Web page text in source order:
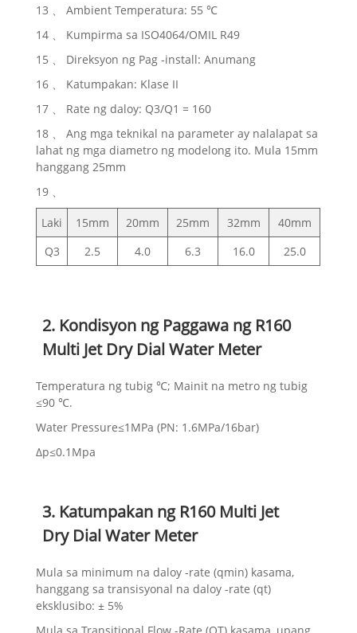
13 、 Ambient Temperatura: 55 ℃
14 、 Kumpirma sa ISO4064/OMIL R49
15 、 Direksyon ng Pag -install: Anumang
16 、 Katumpakan: Klase II
17 、 Rate ng daloy: Q3/Q1 = 160
18 、 Ang mga teknikal na parameter ay nalalapat sa
lahat ng mga diametro ng modelong ito. Mula 15mm
hanggang 25mm
19 、
Laki 15mm 20mm 25mm 32mm
40mm
Q3
2.5 4.0 6.3 16.0 25.0
2. Kondisyon ng Paggawa ng R160
Multi Jet Dry Dial Water Meter
Temperatura ng tubig ℃; Mainit na metro ng tubig
≤90 ℃.
Water Pressure≤1MPa (PN: 1.6MPa/16bar)
Δp≤0.1Mpa
3. Katumpakan ng R160 Multi Jet
Dry Dial Water Meter
Mula sa minimum na daloy -rate (qmin) kasama,
hanggang sa transisyonal na daloy -rate (qt)
eksklusibo: ± 5%